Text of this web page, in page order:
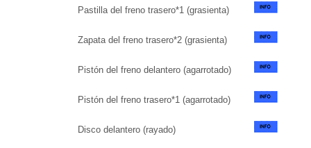
Pastilla del freno trasero*1 (grasienta)
Zapata del freno trasero*2 (grasienta)
Pistón del freno delantero (agarrotado)
Pistón del freno trasero*1 (agarrotado)
Disco delantero (rayado)